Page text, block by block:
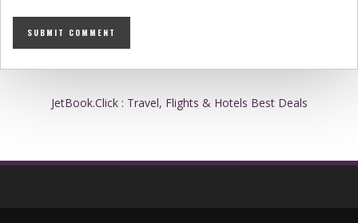
JetBook.Click : Travel, Flights & Hotels Best Deals